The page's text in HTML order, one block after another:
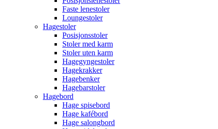
Faste lenestoler
Loungestoler
Hagestoler
Posisjonsstoler
Stoler med karm
Stoler uten karm
Hagegyngestoler
Hagekrakker
Hagebenker
Hagebarstoler
Hagebord
Hage spisebord
Hage kafébord
Hage salongbord